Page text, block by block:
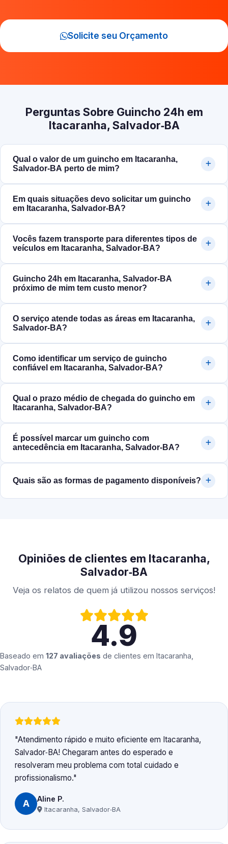
Solicite seu Orçamento
Perguntas Sobre Guincho 24h em
Itacaranha, Salvador‑BA
Qual o valor de um guincho em Itacaranha,
Salvador‑BA perto de mim?
Em quais situações devo solicitar um guincho
em Itacaranha, Salvador‑BA?
Vocês fazem transporte para diferentes tipos de
veículos em Itacaranha, Salvador‑BA?
Guincho 24h em Itacaranha, Salvador‑BA
próximo de mim tem custo menor?
O serviço atende todas as áreas em Itacaranha,
Salvador‑BA?
Como identificar um serviço de guincho
confiável em Itacaranha, Salvador‑BA?
Qual o prazo médio de chegada do guincho em
Itacaranha, Salvador‑BA?
É possível marcar um guincho com
antecedência em Itacaranha, Salvador‑BA?
Quais são as formas de pagamento disponíveis?
Opiniões de clientes em Itacaranha,
Salvador‑BA
Veja os relatos de quem já utilizou nossos serviços!
4.9
Baseado em 127 avaliações de clientes em Itacaranha,
Salvador‑BA
Atendimento rápido e muito eficiente em Itacaranha,
Salvador‑BA! Chegaram antes do esperado e
resolveram meu problema com total cuidado e
profissionalismo.
A Aline P.
Itacaranha, Salvador‑BA